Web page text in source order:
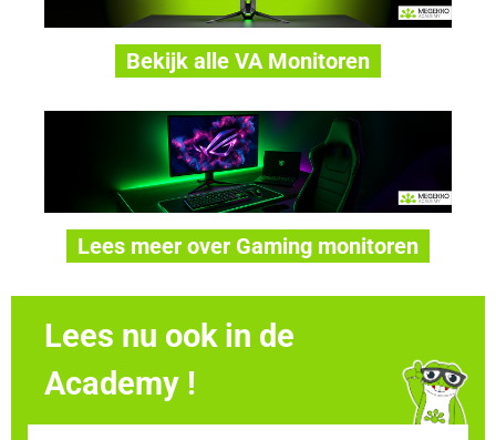
Bekijk alle VA Monitoren
Lees meer over Gaming monitoren
Lees nu ook in de
Academy !